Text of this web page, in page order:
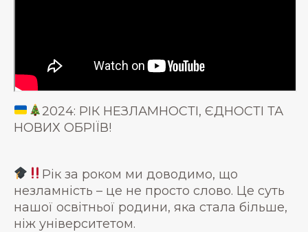
2024: РІК НЕЗЛАМНОСТІ, ЄДНОСТІ ТА
НОВИХ ОБРІЇВ!
Рік за роком ми доводимо, що
незламність – це не просто слово. Це суть
нашої освітньої родини, яка стала більше,
ніж університетом.